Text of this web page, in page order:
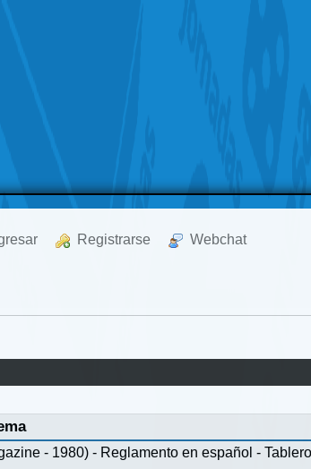
Registrarse Webchat
- 1980) - Reglamento en español - Tablero